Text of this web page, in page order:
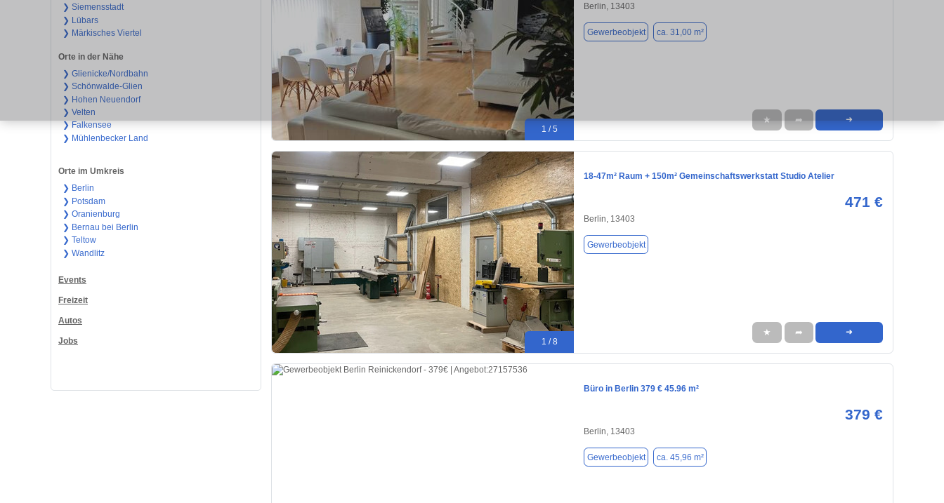
❯ Siemensstadt
❯ Lübars
❯ Märkisches Viertel
Orte in der Nähe
❯ Glienicke/Nordbahn
❯ Schönwalde-Glien
❯ Hohen Neuendorf
❯ Velten
❯ Falkensee
❯ Mühlenbecker Land
Orte im Umkreis
❯ Berlin
❯ Potsdam
❯ Oranienburg
❯ Bernau bei Berlin
❯ Teltow
❯ Wandlitz
Events
Freizeit
Autos
Jobs
1 / 5
Berlin, 13403
Gewerbeobjekt ca. 31,00 m²
★ ➦ ➜
1 / 8
18-47m² Raum + 150m² Gemeinschaftswerkstatt Studio Atelier
471 €
Berlin, 13403
Gewerbeobjekt
★ ➦ ➜
Büro in Berlin 379 € 45.96 m²
379 €
Berlin, 13403
Gewerbeobjekt ca. 45,96 m²